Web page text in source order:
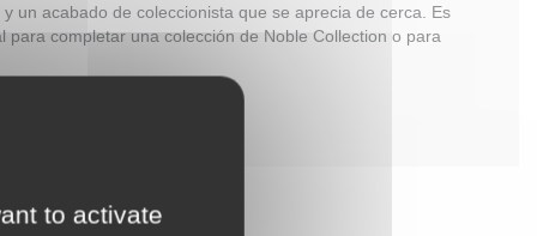
un acabado de coleccionista que se aprecia de cerca. Es
completar una colección de Noble Collection o para
to activate